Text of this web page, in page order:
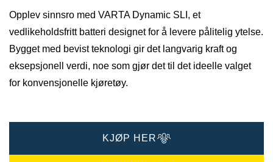
Opplev sinnsro med VARTA Dynamic SLI, et
vedlikeholdsfritt batteri designet for å levere pålitelig ytelse.
Bygget med bevist teknologi gir det langvarig kraft og
eksepsjonell verdi, noe som gjør det til det ideelle valget
for konvensjonelle kjøretøy.
KJØP HER